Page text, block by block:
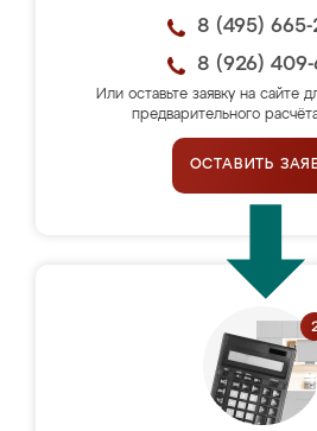
8 (495) 665-
8 (926) 409-
Или оставьте заявку на сайте
предварительного
ОСТАВИТЬ